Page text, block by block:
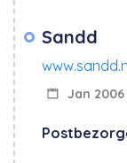
Sandd
Jan